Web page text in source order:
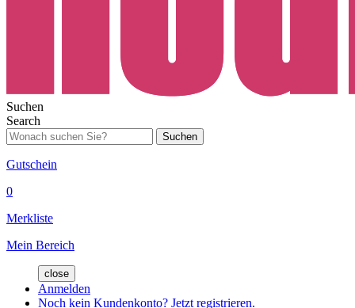
Suchen
Search
Suchen
Gutschein
0
Merkliste
Mein Bereich
close
Anmelden
Noch kein Kundenkonto? Jetzt registrieren.